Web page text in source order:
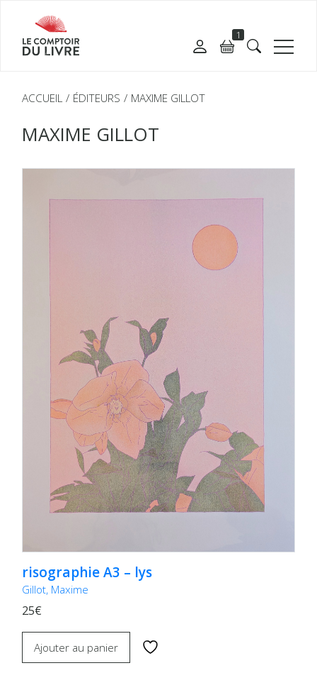
1
ACCUEIL ÉDITEURS MAXIME GILLOT
MAXIME GILLOT
risographie A3 – lys
Gillot, Maxime
25€
Ajouter au panier